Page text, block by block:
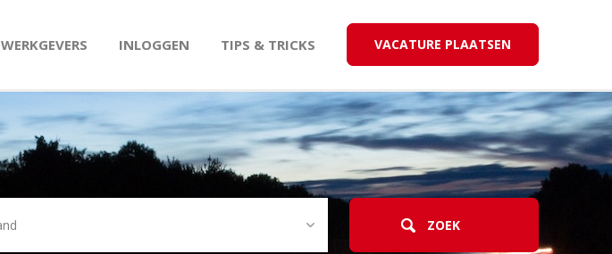
WERKGEVERS INLOGGEN TIPS & TRICKS VACATURE PLAATSEN